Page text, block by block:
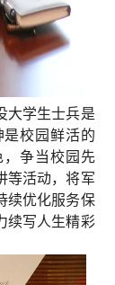
大学生士兵是
校园鲜活的
争当校园先
等活动，将军
续优化服务保
续写人生精彩